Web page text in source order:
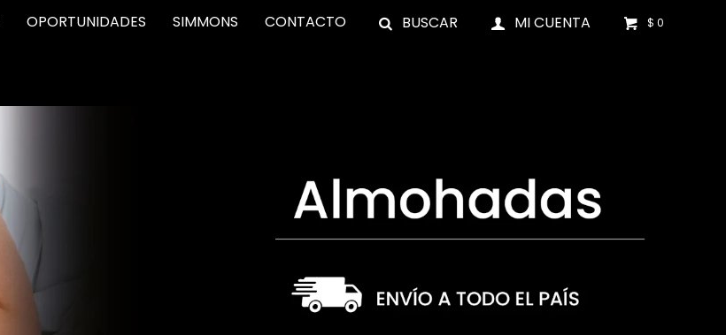
OPORTUNIDADES SIMMONS CONTACTO $ 0